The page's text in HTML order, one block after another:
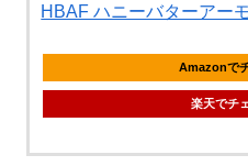
HBAF ハニーバターアー
Amazonで
楽天でチ